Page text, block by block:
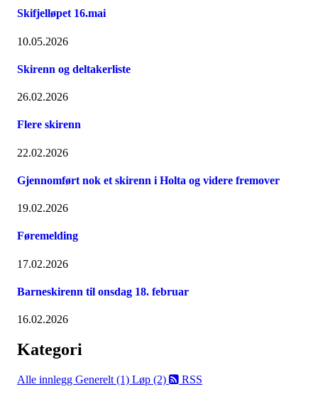
Skifjelløpet 16.mai
10.05.2026
Skirenn og deltakerliste
26.02.2026
Flere skirenn
22.02.2026
Gjennomført nok et skirenn i Holta og videre fremover
19.02.2026
Føremelding
17.02.2026
Barneskirenn til onsdag 18. februar
16.02.2026
Kategori
Alle innlegg Generelt (1) Løp (2) RSS